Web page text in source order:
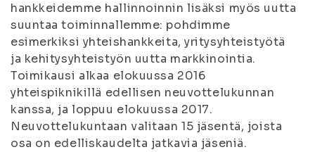
hankkeidemme hallinnoinnin lisäksi myös uutta
suuntaa toiminnallemme: pohdimme
esimerkiksi yhteishankkeita, yritysyhteistyötä
ja kehitysyhteistyön uutta markkinointia.
Toimikausi alkaa elokuussa 2016
yhteispiknikillä edellisen neuvottelukunnan
kanssa, ja loppuu elokuussa 2017.
Neuvottelukuntaan valitaan 15 jäsentä, joista
osa on edelliskaudelta jatkavia jäseniä.